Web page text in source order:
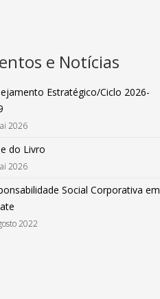
e Notícias
Estratégico/Ciclo 2026-
2026
do Livro
2026
Social Corporativa em
2022